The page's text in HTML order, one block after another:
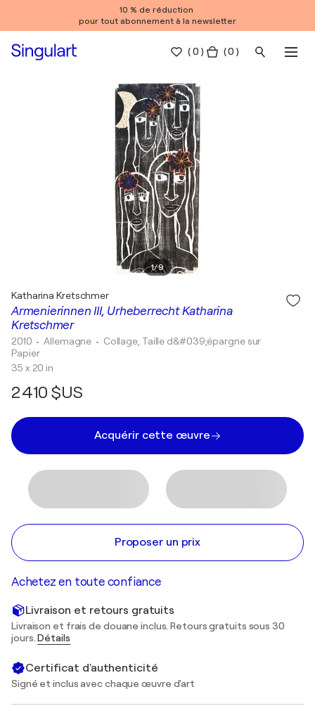
10 % de réduction
pour tout abonnement à la newsletter
(0 ) ( 0 )
1/9
Armenierinnen III, Urheberrecht Katharina
Kretschmer
Katharina Kretschmer
2010 • Allemagne • Collage, Taille d&#039;épargne sur
Papier
35 x 20 in
2 410 $US
Acquérir cette œuvre
Proposer un prix
Achetez en toute confiance
Livraison et retours gratuits
Livraison et frais de douane inclus. Retours gratuits sous 30
jours.Détails
Certificat d'authenticité
Signé et inclus avec chaque œuvre d'art